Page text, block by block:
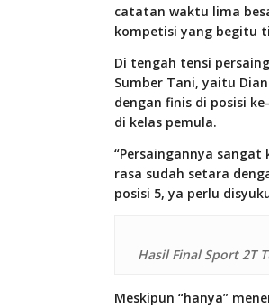
catatan waktu lima
kompetisi yang begitu
Di tengah tensi
Sumber Tani, yaitu
dengan finis di posisi
di kelas pemula.
“Persaingannya
rasa sudah setara
posisi 5, ya perlu
Hasil Final Sport 2T
Meskipun “hanya”